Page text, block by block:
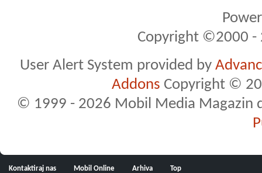
Copyright ©2000 -
User Alert System provided by
Addons Copyright ©
© 1999 - 2026 Mobil Media Magazin
Kontaktiraj nas Mobil Online Arhiva Top